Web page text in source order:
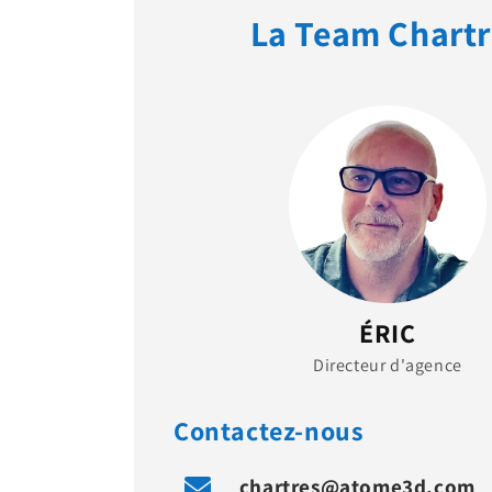
La Team
ÉRIC
Directeur d'agence
Contactez-nous